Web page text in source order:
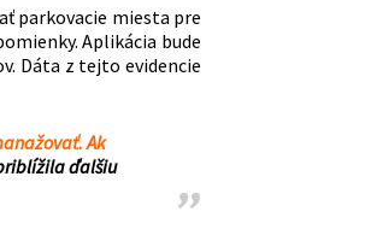
parkovacie miesta pre
Aplikácia bude
Dáta z tejto evidencie
Ak
ďalšiu